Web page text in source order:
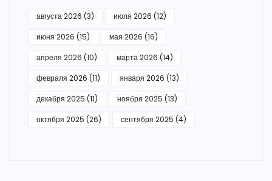
августа 2026 (3) июля 2026 (12)
июня 2026 (15) мая 2026 (16)
апреля 2026 (10) марта 2026 (14)
февраля 2026 (11) января 2026 (13)
декабря 2025 (11) ноября 2025 (13)
октября 2025 (26) сентября 2025 (4)